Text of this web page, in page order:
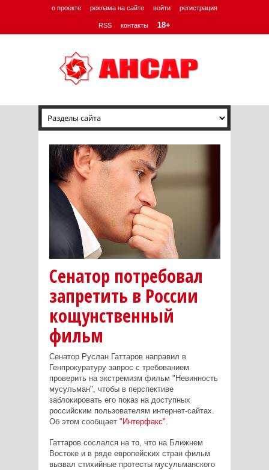
о проекте реклама на сайте войти регистрация
RSS контакты 18+
Сенатор потребовал
запретить в России
кощунственный
фильм
Сенатор Руслан Гаттаров направил в
Генпрокуратуру запрос с требованием
проверить на экстремизм фильм "Невинность
мусульман", чтобы в перспективе
заблокировать его показ на доступных
российским пользователям интернет-сайтах.
Об этом сообщает "Интерфакс".
Гаттаров сослался на то, что на Ближнем
Востоке и в ряде европейских стран фильм
вызвал стихийные протесты мусульманского